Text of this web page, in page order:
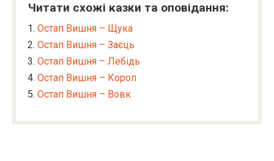
Читати схожі казки та оповідання:
Остап Вишня – Щука
Остап Вишня – Заєць
Остап Вишня – Лебідь
Остап Вишня – Короп
Остап Вишня – Вовк